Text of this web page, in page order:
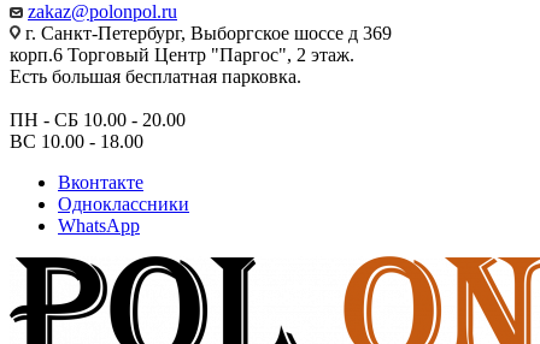
zakaz@polonpol.ru
г. Санкт-Петербург, Выборгское шоссе д 369
корп.6 Торговый Центр "Паргос", 2 этаж.
Есть большая бесплатная парковка.
ПН - СБ 10.00 - 20.00
ВС 10.00 - 18.00
Вконтакте
Одноклассники
WhatsApp